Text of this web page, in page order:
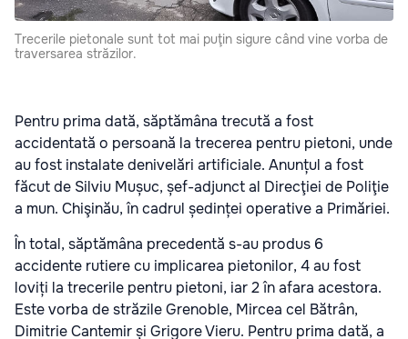
Trecerile pietonale sunt tot mai puţin sigure când vine vorba de
traversarea străzilor.
Pentru prima dată, săptămâna trecută a fost
accidentată o persoană la trecerea pentru pietoni, unde
au fost instalate denivelări artificiale. Anunțul a fost
făcut de Silviu Mușuc, șef-adjunct al Direcţiei de Poliţie
a mun. Chişinău, în cadrul ședinței operative a Primăriei.
În total, săptămâna precedentă s-au produs 6
accidente rutiere cu implicarea pietonilor, 4 au fost
loviți la trecerile pentru pietoni, iar 2 în afara acestora.
Este vorba de străzile Grenoble, Mircea cel Bătrân,
Dimitrie Cantemir și Grigore Vieru. Pentru prima dată, a